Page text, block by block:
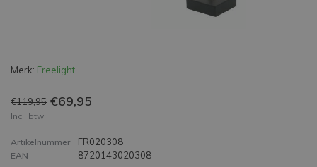
Merk: Freelight
€119,95 €69,95
Incl. btw
Artikelnummer FR020308
EAN 8720143020308